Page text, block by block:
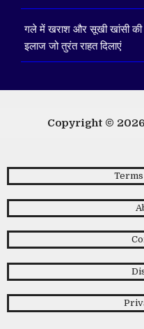
गले में खराश और सूखी खांसी
इलाज जो तुरंत राहत दिलाएं
Copyright © 2026